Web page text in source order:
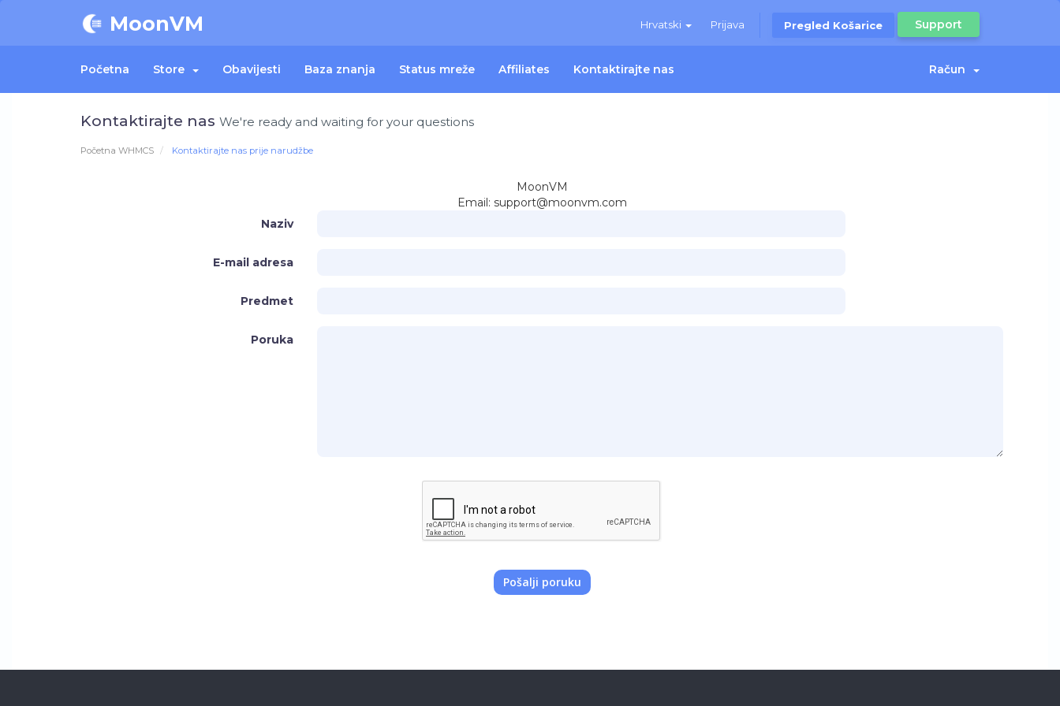
Hrvatski Prijava Pregled Košarice Support
MoonVM
Početna Store Obavijesti Baza znanja Status mreže Affiliates Kontaktirajte nas Račun
Kontaktirajte nas We're ready and waiting for your questions
Početna WHMCS Kontaktirajte nas prije narudžbe
MoonVM
Email: support@moonvm.com
Naziv
E-mail adresa
Predmet
Poruka
Pošalji poruku